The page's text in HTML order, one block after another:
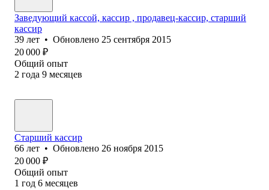
Заведующий кассой, кассир , продавец-кассир, старший
кассир
39 лет • Обновлено 25 сентября 2015
20 000 ₽
Общий опыт
2 года 9 месяцев
Старший кассир
66 лет • Обновлено 26 ноября 2015
20 000 ₽
Общий опыт
1 год 6 месяцев